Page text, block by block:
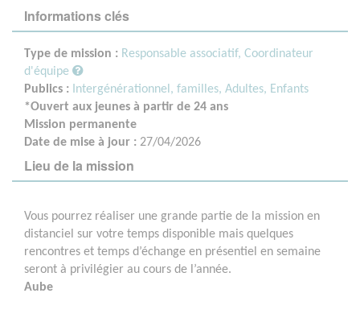
Informations clés
Type de mission : Responsable associatif, Coordinateur
d'équipe
Publics : Intergénérationnel, familles, Adultes, Enfants
*Ouvert aux jeunes à partir de 24 ans
Mission permanente
Date de mise à jour : 27/04/2026
Lieu de la mission
Vous pourrez réaliser une grande partie de la mission en
distanciel sur votre temps disponible mais quelques
rencontres et temps d’échange en présentiel en semaine
seront à privilégier au cours de l’année.
Aube